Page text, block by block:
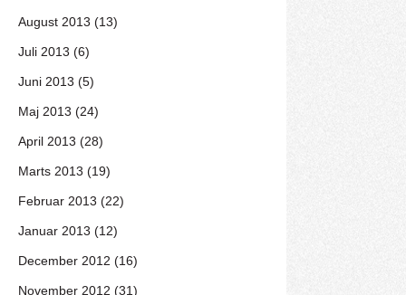
August 2013 (13)
Juli 2013 (6)
Juni 2013 (5)
Maj 2013 (24)
April 2013 (28)
Marts 2013 (19)
Februar 2013 (22)
Januar 2013 (12)
December 2012 (16)
November 2012 (31)